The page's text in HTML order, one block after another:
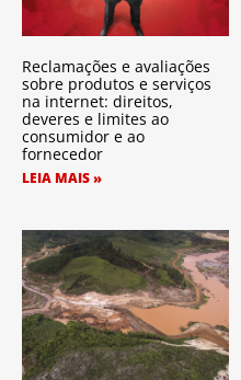
Reclamações e avaliações
sobre produtos e serviços
na internet: direitos,
deveres e limites ao
consumidor e ao
fornecedor
LEIA MAIS »